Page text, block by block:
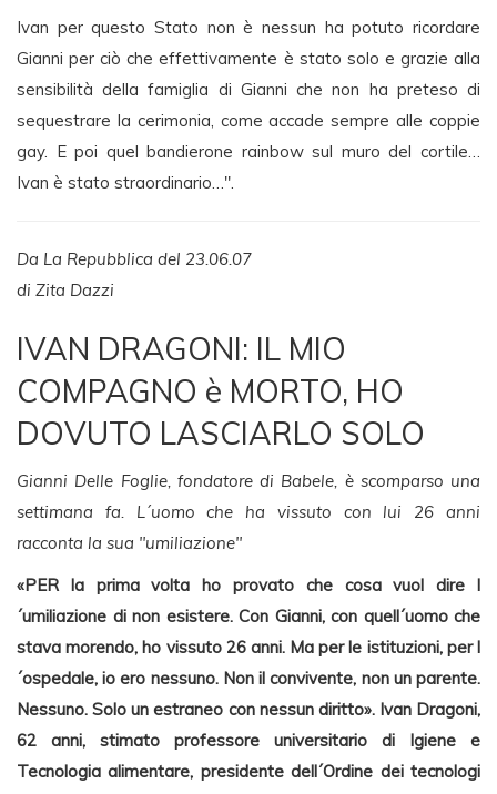
Ivan per questo Stato non è nessun ha potuto ricordare
Gianni per ciò che effettivamente è stato solo e grazie alla
sensibilità della famiglia di Gianni che non ha preteso di
sequestrare la cerimonia, come accade sempre alle coppie
gay. E poi quel bandierone rainbow sul muro del cortile…
Ivan è stato straordinario…".
Da La Repubblica del 23.06.07
di Zita Dazzi
IVAN DRAGONI: IL MIO
COMPAGNO è MORTO, HO
DOVUTO LASCIARLO SOLO
Gianni Delle Foglie, fondatore di Babele, è scomparso una
settimana fa. L´uomo che ha vissuto con lui 26 anni
racconta la sua "umiliazione"
«PER la prima volta ho provato che cosa vuol dire l
´umiliazione di non esistere. Con Gianni, con quell´uomo che
stava morendo, ho vissuto 26 anni. Ma per le istituzioni, per l
´ospedale, io ero nessuno. Non il convivente, non un parente.
Nessuno. Solo un estraneo con nessun diritto». Ivan Dragoni,
62 anni, stimato professore universitario di Igiene e
Tecnologia alimentare, presidente dell´Ordine dei tecnologi